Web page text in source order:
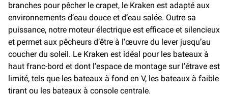
branches pour pêcher le crapet, le Kraken est adapté aux
environnements d’eau douce et d’eau salée. Outre sa
puissance, notre moteur électrique est efficace et silencieux
et permet aux pêcheurs d’être à l’œuvre du lever jusqu’au
coucher du soleil. Le Kraken est idéal pour les bateaux à
haut franc-bord et dont l’espace de montage sur l’étrave est
limité, tels que les bateaux à fond en V, les bateaux à faible
tirant ou les bateaux à console centrale.